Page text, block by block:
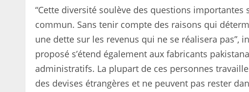
“Cette diversité soulève des questions
commun. Sans tenir compte des raisons qui
une dette sur les revenus qui ne se réalisera pas”,
proposé s’étend également aux fabricants
administratifs. La plupart de ces personnes
des devises étrangères et ne peuvent pas rester